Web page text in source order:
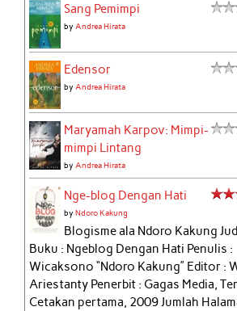
Sang Pemimpi
byAndrea Hirata
Edensor
byAndrea Hirata
Maryamah Karpov: Mimpi-
mimpi Lintang
byAndrea Hirata
Nge-blog Dengan Hati
byNdoro Kakung
Blogisme ala Ndoro Kakung
Buku : Ngeblog Dengan Hati Penulis :
Wicaksono “Ndoro Kakung” Editor :
Ariestanty Penerbit : Gagas Media,
Cetakan pertama, 2009 Jumlah